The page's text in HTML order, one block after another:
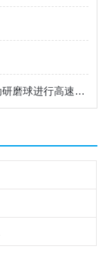
多功能球磨机利用旋转的球磨机筒带动研磨球进行高速度的冲击和研磨